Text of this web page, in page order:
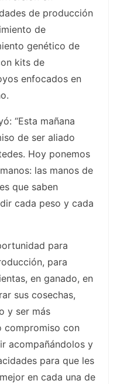
de producción
de
genético de
kits de
enfocados en
“Esta mañana
de ser aliado
Hoy ponemos
las manos de
que saben
cada peso y cada
para
para
en ganado, en
sus cosechas,
y ser más
compromiso con
acompañándolos y
para que les
en cada una de